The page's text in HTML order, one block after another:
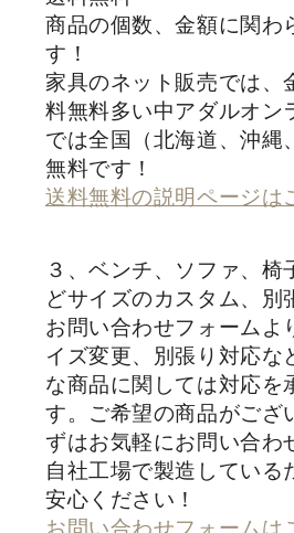
商品の個数、金額に関わ
す！
家具のネット販売では、
料無料多い中アダルオン
では全国（北海道、沖縄
無料です！
送料無料の説明ページは
３、ベンチ、ソファ、椅
どサイズのカスタム、別
お問い合わせフォームよ
イズ変更、別張り対応な
な商品に関しては対応を
す。ご希望の商品がござ
ずはお気軽にお問い合わ
自社工場で製造している
安心ください！
お問い合わせフォームは